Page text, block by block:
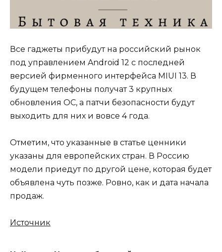
Все гаджеты прибудут на российский рынок
под управлением Android 12 с последней
версией фирменного интерфейса MIUI 13. В
будущем телефоны получат 3 крупных
обновления ОС, а патчи безопасности будут
выходить для них и вовсе 4 года.
Отметим, что указанные в статье ценники
указаны для европейских стран. В Россию
модели приедут по другой цене, которая будет
объявлена чуть позже. Ровно, как и дата начала
продаж.
Источник